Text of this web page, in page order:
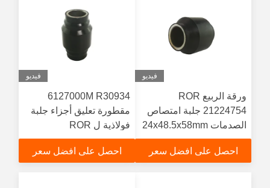
فيديو
ورقة الربيع ROR
21224754 جلبة امتصاص
الصدمات 24x48.5x58mm
احصل على افضل سعر
فيديو
6127000M R30934
مقطورة تعليق أجزاء جلبة
فولاذية ل ROR
احصل على افضل سعر